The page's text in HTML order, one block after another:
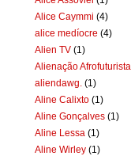
Alice Caymmi (4)
alice medíocre (4)
Alien TV (1)
Alienação Afrofuturista
aliendawg. (1)
Aline Calixto (1)
Aline Gonçalves (1)
Aline Lessa (1)
Aline Wirley (1)